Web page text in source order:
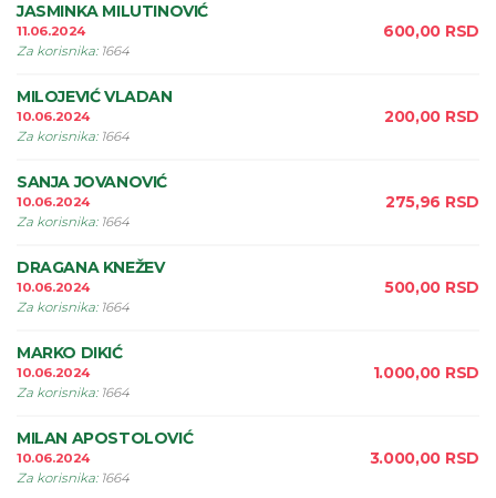
JASMINKA MILUTINOVIĆ
11.06.2024
Za korisnika: 1664
600,00 RSD
MILOJEVIĆ VLADAN
10.06.2024
Za korisnika: 1664
200,00 RSD
SANJA JOVANOVIĆ
10.06.2024
Za korisnika: 1664
275,96 RSD
DRAGANA KNEŽEV
10.06.2024
Za korisnika: 1664
500,00 RSD
MARKO DIKIĆ
10.06.2024
Za korisnika: 1664
1.000,00 RSD
MILAN APOSTOLOVIĆ
10.06.2024
Za korisnika: 1664
3.000,00 RSD